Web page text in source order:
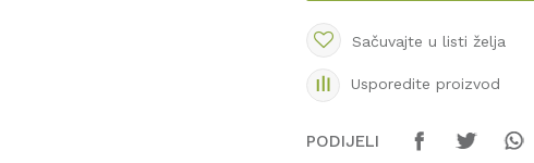
Sačuvajte u listi želja
Usporedite proizvod
PODIJELI